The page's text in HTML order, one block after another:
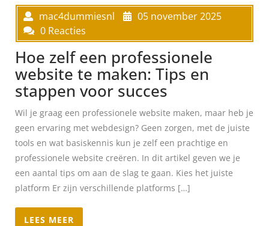
mac4dummiesnl
05 november 2025
0 Reacties
Hoe zelf een professionele
website te maken: Tips en
stappen voor succes
Wil je graag een professionele website maken, maar heb je
geen ervaring met webdesign? Geen zorgen, met de juiste
tools en wat basiskennis kun je zelf een prachtige en
professionele website creëren. In dit artikel geven we je
een aantal tips om aan de slag te gaan. Kies het juiste
platform Er zijn verschillende platforms […]
LEES MEER